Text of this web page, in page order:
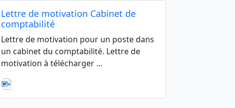
Lettre de motivation Cabinet de
comptabilité
Lettre de motivation pour un poste dans
un cabinet du comptabilité. Lettre de
motivation à télécharger ...